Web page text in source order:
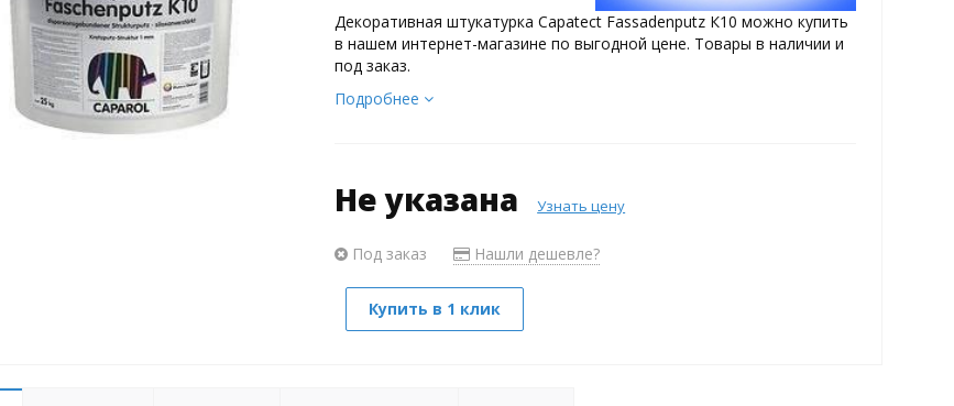
Декоративная штукатурка Capatect Fassadenputz К10 можно купить
в нашем интернет-магазине по выгодной цене. Товары в наличии и
под заказ.
Подробнее
Не указана Узнать цену
Под заказ Нашли дешевле?
Купить в 1 клик